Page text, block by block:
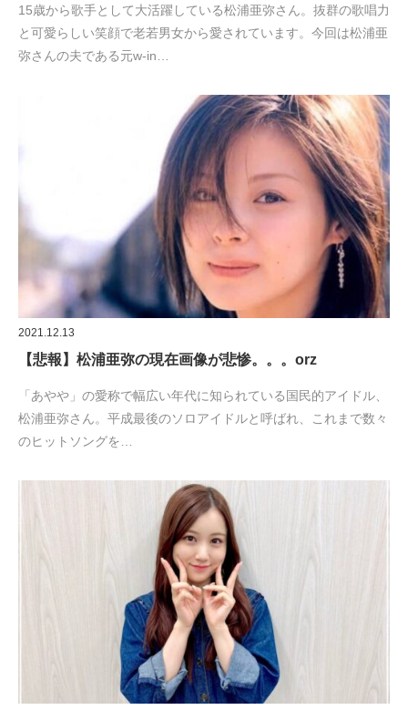
15歳から歌手として大活躍している松浦亜弥さん。抜群の歌唱力
と可愛らしい笑顔で老若男女から愛されています。今回は松浦亜
弥さんの夫である元w-in…
2021.12.13
【悲報】松浦亜弥の現在画像が悲惨。。。orz
「あやや」の愛称で幅広い年代に知られている国民的アイドル、
松浦亜弥さん。平成最後のソロアイドルと呼ばれ、これまで数々
のヒットソングを…